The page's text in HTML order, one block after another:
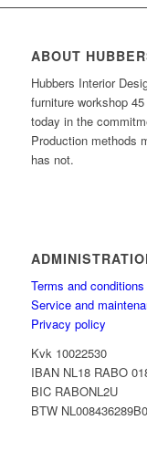
ABOUT
Hubbers Interior
furniture workshop
today in the
Production methods
has not.
Terms and conditions
Service and
Privacy policy
Kvk 10022530
IBAN NL18 RABO
BIC RABONL2U
BTW